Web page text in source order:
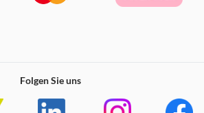
Folgen Sie uns